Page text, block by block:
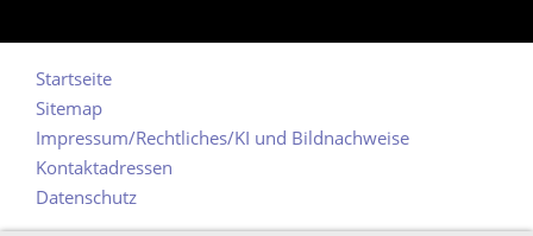
Startseite
Sitemap
Impressum/Rechtliches/KI und Bildnachweise
Kontaktadressen
Datenschutz